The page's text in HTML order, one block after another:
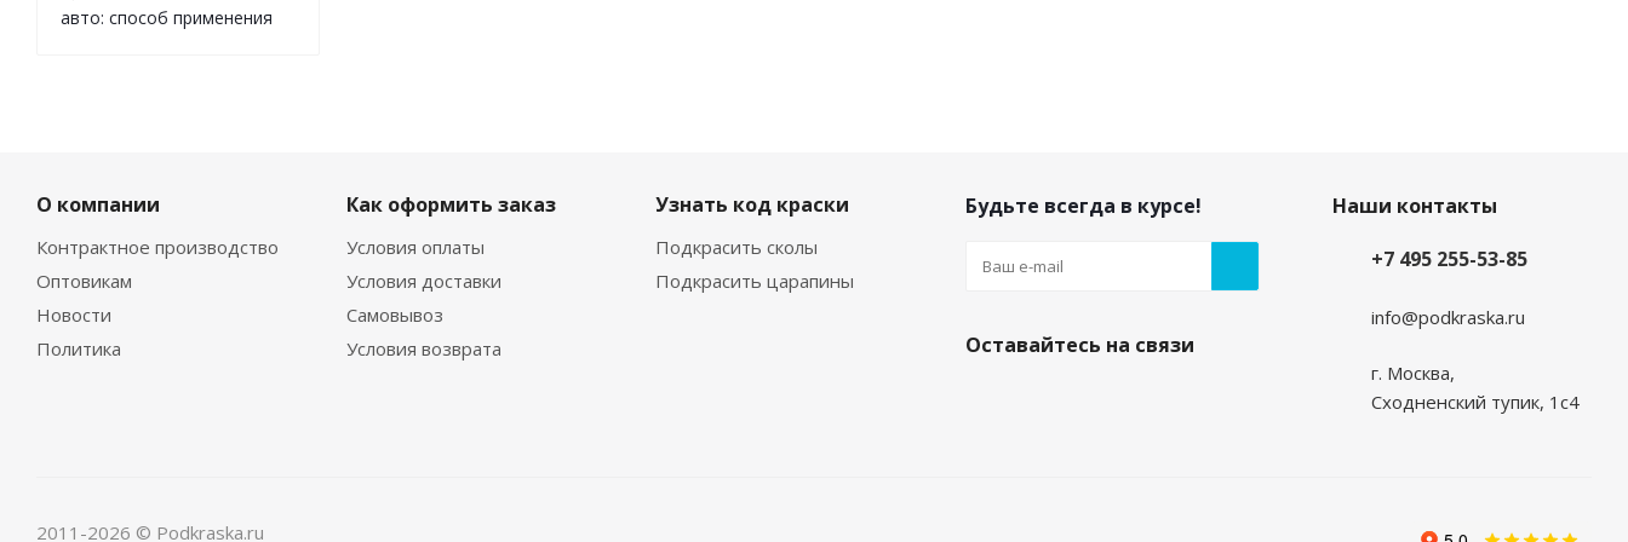
авто: способ применения
О компании
Контрактное производство
Оптовикам
Новости
Политика
Как оформить заказ
Условия оплаты
Условия доставки
Самовывоз
Условия возврата
Узнать код краски
Подкрасить сколы
Подкрасить царапины
Будьте всегда в курсе!
Оставайтесь на связи
Наши контакты
+7 495 255-53-85
info@podkraska.ru
г. Москва,
Сходненский тупик, 1с4
2011-2026 © Podkraska.ru